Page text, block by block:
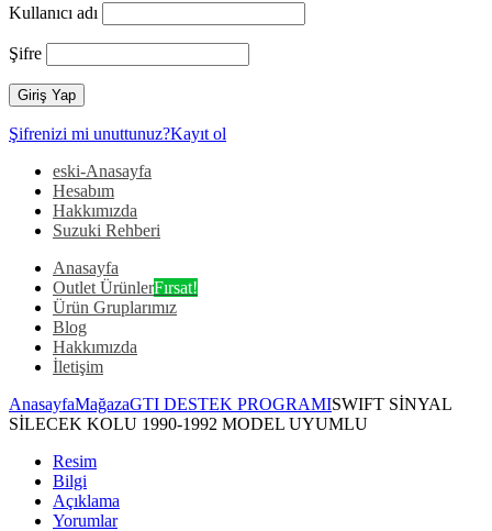
Kullanıcı adı
Şifre
Şifrenizi mi unuttunuz?Kayıt ol
eski-Anasayfa
Hesabım
Hakkımızda
Suzuki Rehberi
Anasayfa
Outlet ÜrünlerFırsat!
Ürün Gruplarımız
Blog
Hakkımızda
İletişim
AnasayfaMağazaGTI DESTEK PROGRAMISWIFT SİNYAL
SİLECEK KOLU 1990-1992 MODEL UYUMLU
Resim
Bilgi
Açıklama
Yorumlar